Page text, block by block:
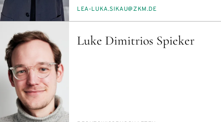
E-
LEA-LU­KA.SIKAU@ZKM.DE
Luke Dimitrios Spieker